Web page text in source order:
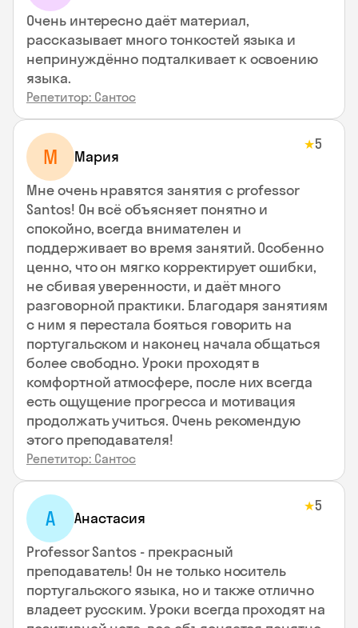
Очень интересно даёт материал,
рассказывает много тонкостей языка и
непринуждённо подталкивает к освоению
языка.
Репетитор: Сантос
М Мария
★5
Мне очень нравятся занятия с professor
Santos! Он всё объясняет понятно и
спокойно, всегда внимателен и
поддерживает во время занятий. Особенно
ценно, что он мягко корректирует ошибки,
не сбивая уверенности, и даёт много
разговорной практики. Благодаря занятиям
с ним я перестала бояться говорить на
португальском и наконец начала общаться
более свободно. Уроки проходят в
комфортной атмосфере, после них всегда
есть ощущение прогресса и мотивация
продолжать учиться. Очень рекомендую
этого преподавателя!
Репетитор: Сантос
А Анастасия
★5
Professor Santos - прекрасный
преподаватель! Он не только носитель
португальского языка, но и также отлично
владеет русским. Уроки всегда проходят на